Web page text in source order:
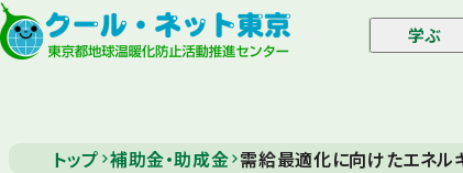
学ぶ
トップ 補助金・助成金 需給最適化に向けたエネル